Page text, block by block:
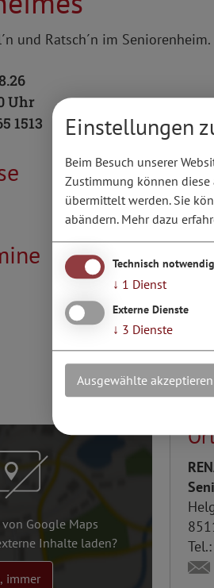
und Ratsch´n im Seniorenheim.
Uhr
1513
Google Maps
Inhalte laden?
immer
Tel.:
Einstellungen
Beim Besuch unserer
Zustimmung können diese
übermittelt werden. Sie
abändern. Mehr dazu
Technisch
↓ 1 Dienst
Externe Dienste
↓ 3 Dienste
Ausgewählte akzeptieren